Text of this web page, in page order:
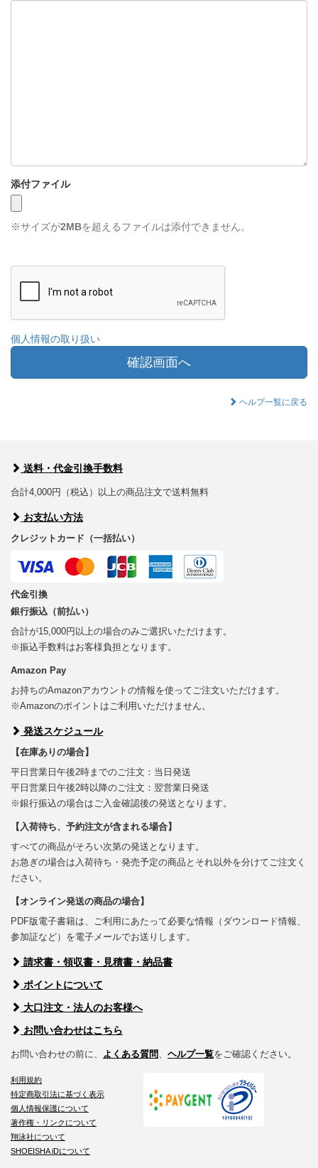
添付ファイル
※サイズが2MBを超えるファイルは添付できません。
個人情報の取り扱い
確認画面へ
ヘルプ一覧に戻る
送料・代金引換手数料
合計4,000円（税込）以上の商品注文で送料無料
お支払い方法
クレジットカード（一括払い）
代金引換
銀行振込（前払い）
合計が15,000円以上の場合のみご選択いただけます。
※振込手数料はお客様負担となります。
Amazon Pay
お持ちのAmazonアカウントの情報を使ってご注文いただけます。
※Amazonのポイントはご利用いただけません。
発送スケジュール
【在庫ありの場合】
平日営業日午後2時までのご注文：当日発送
平日営業日午後2時以降のご注文：翌営業日発送
※銀行振込の場合はご入金確認後の発送となります。
【入荷待ち、予約注文が含まれる場合】
すべての商品がそろい次第の発送となります。
お急ぎの場合は入荷待ち・発売予定の商品とそれ以外を分けてご注文く
ださい。
【オンライン発送の商品の場合】
PDF版電子書籍は、ご利用にあたって必要な情報（ダウンロード情報、
参加証など）を電子メールでお送りします。
請求書・領収書・見積書・納品書
ポイントについて
大口注文・法人のお客様へ
お問い合わせはこちら
お問い合わせの前に、 よくある質問 ヘルプ一覧をご確認ください。
利用規約
特定商取引法に基づく表示
個人情報保護について
著作権・リンクについて
翔泳社について
SHOEISHA iDについて